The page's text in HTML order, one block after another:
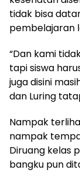
tidak bisa
pembelajaran
“Dan kami
tapi siswa
juga disini
dan Luring
Nampak
nampak
Diruang kelas
bangku pun